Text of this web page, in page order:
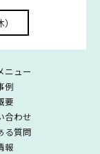
ニュー
例
要
合わせ
る質問
報